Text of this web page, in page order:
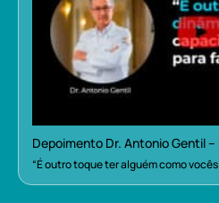
Depoimento Dr. Antonio Gentil
“É outro toque ter alguém como